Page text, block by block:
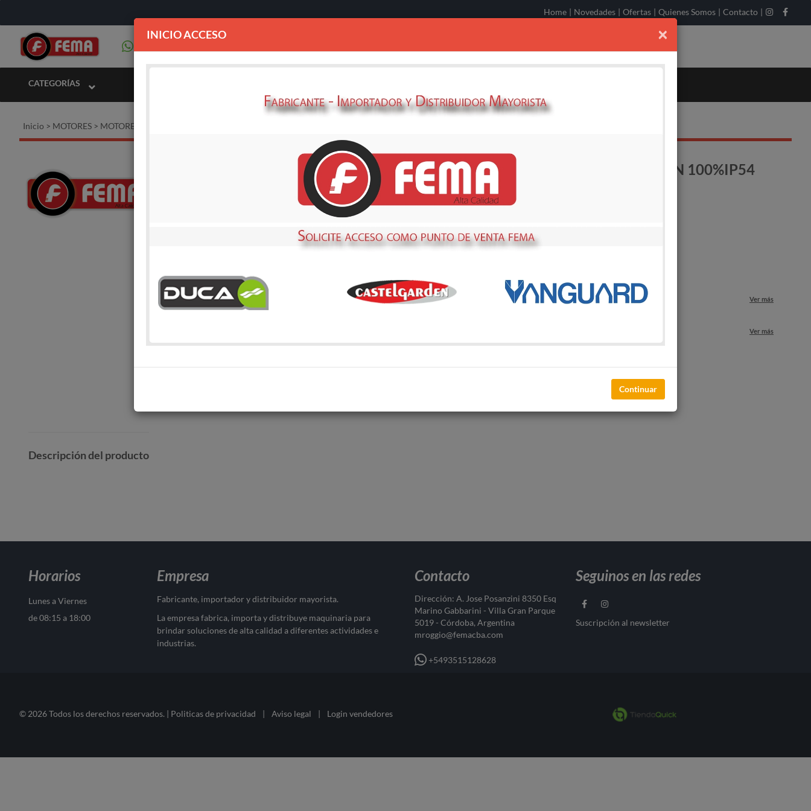
Home | Novedades | Ofertas | Quienes Somos | Contacto |
CATEGORÍAS
Inicio > MOTORES > MOTORES ELECTRICOS WEG
MOTOR 1.5HP*1.1KW 1500RPM MON 100%IP54
Transporte Habitual
Transporte habitual Ver más
Ver más
Compartí en:
Descripción del producto
Horarios
Lunes a Viernes
de 08:15 a 18:00
Empresa
Fabricante, importador y distribuidor mayorista.
La empresa fabrica, importa y distribuye maquinaria para
brindar soluciones de alta calidad a diferentes actividades e
industrias.
Contacto
Dirección: A. Jose Posanzini 8350 Esq
Marino Gabbarini - Villa Gran Parque
5019 - Córdoba, Argentina
mroggio@femacba.com
+5493515128628
Seguinos en las redes
Suscripción al newsletter
© 2026 Todos los derechos reservados. | Politicas de privacidad | Aviso legal | Login vendedores
×
INICIO ACCESO
Continuar